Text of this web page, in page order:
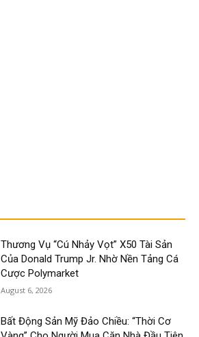
Thương Vụ “Cú Nhảy Vọt” X50 Tài Sản
Của Donald Trump Jr. Nhờ Nền Tảng Cá
Cược Polymarket
August 6, 2026
Bất Động Sản Mỹ Đảo Chiều: “Thời Cơ